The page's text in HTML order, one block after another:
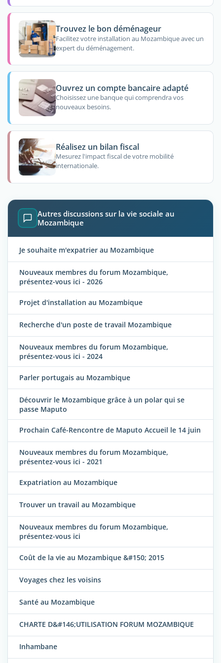
Trouvez le bon déménageur
Facilitez votre installation au Mozambique avec un
expert du déménagement.
Ouvrez un compte bancaire adapté
Choisissez une banque qui comprendra vos
nouveaux besoins.
Réalisez un bilan fiscal
Mesurez l'impact fiscal de votre mobilité
internationale.
Autres discussions sur la vie sociale au
Mozambique
Je souhaite m'expatrier au Mozambique
Nouveaux membres du forum Mozambique,
présentez-vous ici - 2026
Projet d'installation au Mozambique
Recherche d'un poste de travail Mozambique
Nouveaux membres du forum Mozambique,
présentez-vous ici - 2024
Parler portugais au Mozambique
Découvrir le Mozambique grâce à un polar qui se
passe Maputo
Prochain Café-Rencontre de Maputo Accueil le 14 juin
Nouveaux membres du forum Mozambique,
présentez-vous ici - 2021
Expatriation au Mozambique
Trouver un travail au Mozambique
Nouveaux membres du forum Mozambique,
présentez-vous ici
Coût de la vie au Mozambique &#150; 2015
Voyages chez les voisins
Santé au Mozambique
CHARTE D&#146;UTILISATION FORUM MOZAMBIQUE
Inhambane